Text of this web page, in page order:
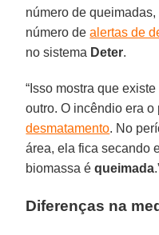
número de
número dealertas de
no sistema Deter.
“Isso mostra que existe
outro. O incêndio era o
desmatamento. No
área, ela fica secando
biomassa équeimada
Diferenças na